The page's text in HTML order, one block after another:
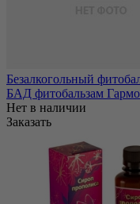
Безалкогольный
БАД фитобальзам
Нет в наличии
Заказать